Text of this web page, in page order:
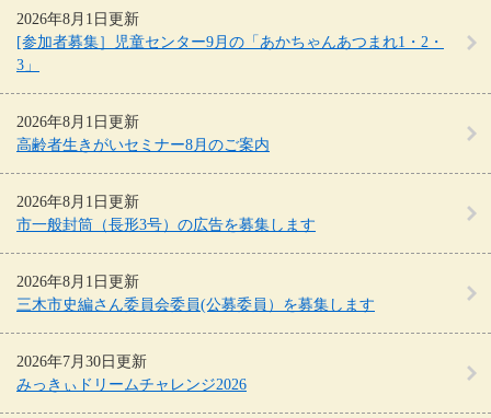
2026年8月1日更新
[参加者募集］児童センター9月の「あかちゃんあつまれ1・2・
3」
2026年8月1日更新
高齢者生きがいセミナー8月のご案内
2026年8月1日更新
市一般封筒（長形3号）の広告を募集します
2026年8月1日更新
三木市史編さん委員会委員(公募委員）を募集します
2026年7月30日更新
みっきぃドリームチャレンジ2026